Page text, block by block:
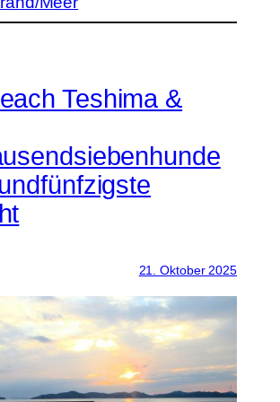
Teshima &
21. Oktober 2025